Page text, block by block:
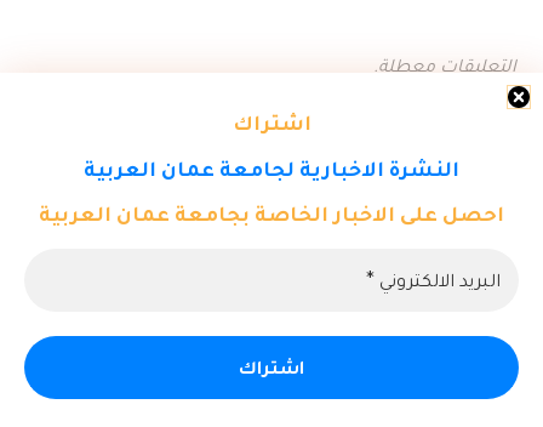
اشتراك
النشرة الاخبارية لجامعة عمان العربية
احصل على الاخبار الخاصة بجامعة عمان العربية
التعليقات معطلة.
© حقوق النشر ٢٠٢٦. كل الحقوق محفوظة لمركز تكنولوجيا المعلومات -